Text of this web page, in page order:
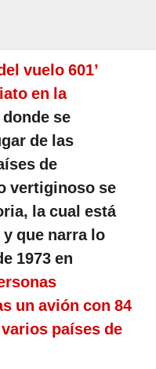
vuelo 601’
en la
donde se
de las
de
vertiginoso se
la cual está
que narra lo
1973 en
un avión con 84
países de